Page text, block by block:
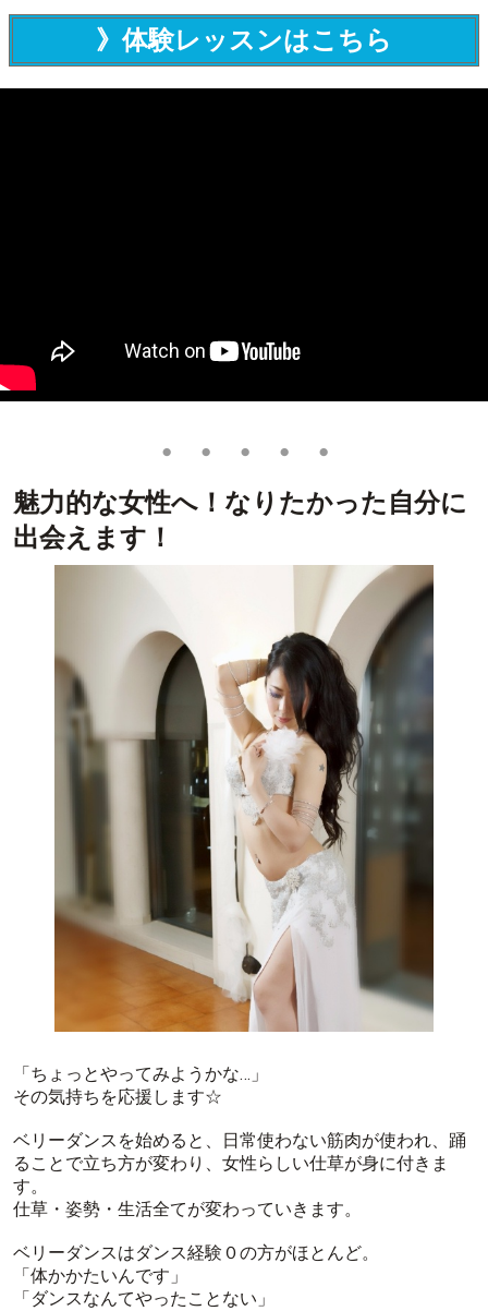
》体験レッスンはこちら
・・・・・
魅力的な女性へ！なりたかった自分に
出会えます！
「ちょっとやってみようかな…」
その気持ちを応援します☆
ベリーダンスを始めると、日常使わない筋肉が使われ、踊
ることで立ち方が変わり、女性らしい仕草が身に付きま
す。
仕草・姿勢・生活全てが変わっていきます。
ベリーダンスはダンス経験０の方がほとんど。
「体かかたいんです」
「ダンスなんてやったことない」